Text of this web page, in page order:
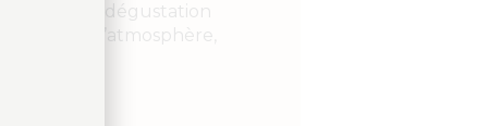
de dégustation
à l’atmosphère,